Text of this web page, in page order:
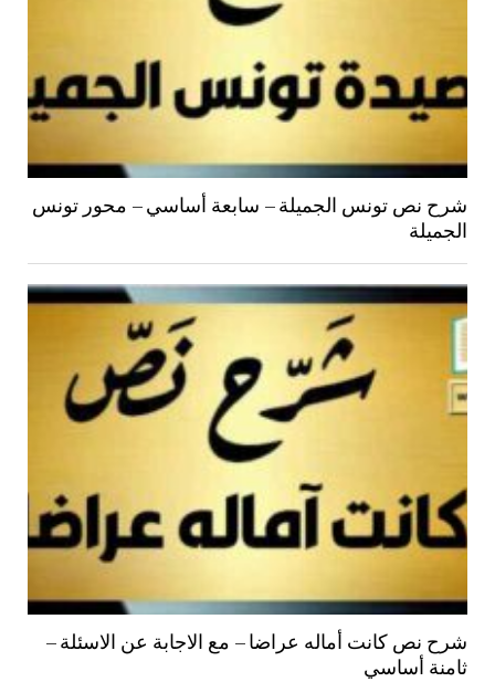
شرح نص تونس الجميلة – سابعة أساسي – محور تونس
الجميلة
شرح نص كانت أماله عراضا – مع الاجابة عن الاسئلة –
ثامنة أساسي